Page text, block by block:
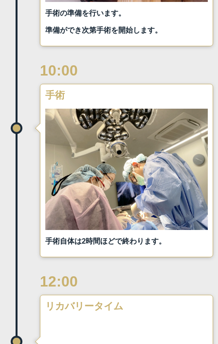
手術の準備を行います。
準備ができ次第手術を開始します。
10:00
手術
手術自体は2時間ほどで終わります。
12:00
リカバリータイム